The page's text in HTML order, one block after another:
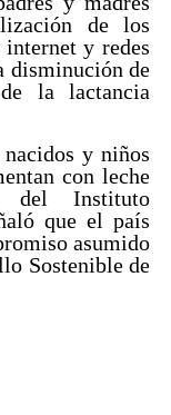
de los
internet y redes
disminución de
la lactancia
y niños
con leche
del Instituto
que el país
asumido
Sostenible de